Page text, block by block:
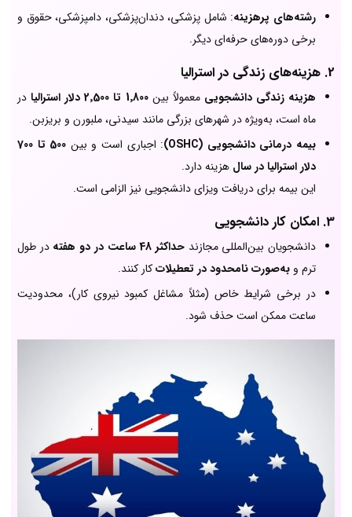
رشته‌های پرهزینه: شامل پزشکی، دندان‌پزشکی، دامپزشکی، حقوق و
برخی دوره‌های حرفه‌ای دیگر.
2. هزینه‌های زندگی در استرالیا
هزینه زندگی دانشجویی معمولاً بین1٬800 تا 2٬500 دلار استرالیا
در
ماه است، به‌ویژه در شهرهای بزرگی مانند سیدنی، ملبورن و بریزبن.
بیمه درمانی دانشجویی (OSHC)
: اجباری است و بین
500 تا 700
دلار استرالیا در سال هزینه دارد.
این بیمه برای دریافت ویزای دانشجویی نیز الزامی است.
3. امکان کار دانشجویی
دانشجویان بین‌المللی مجازندحداکثر 48 ساعت در دو هفته
در طول
ترم و به‌صورت نامحدود در تعطیلاتکار کنند.
در برخی شرایط خاص (مثلاً مشاغل کمبود نیروی کار)، محدودیت
ساعت ممکن است حذف شود.